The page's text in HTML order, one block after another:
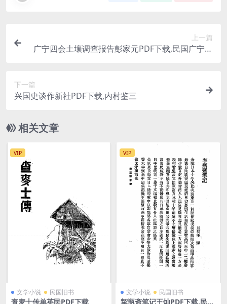
上一篇
广宁四会土壤调查报告彭家元PDF下载,民国广宁四
下一篇
兴国史谈作新社PDF下载,内村鉴三
相关文章
VIP
文学小说 民国旧书
查麦士传单英民PDF下载
VIP
文学小说 民国旧书
挈瓶斋笔记王灿PDF下载,民国